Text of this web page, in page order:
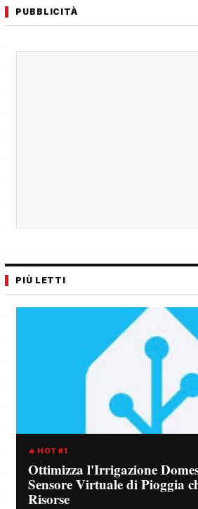
PUBBLICITÀ
PIÙ LETTI
🔥 HOT #1
Ottimizza l'Irrigazione
Sensore Virtuale di Pioggia
Risorse